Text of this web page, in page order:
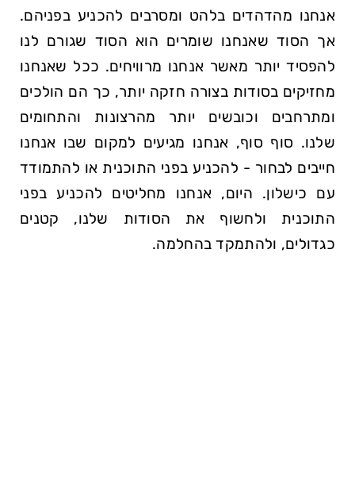
אנחנו מהדהדים בלהט ומסרבים להכניע בפניהם.
אך הסוד שאנחנו שומרים הוא הסוד שגורם לנו
להפסיד יותר מאשר אנחנו מרוויחים. ככל שאנחנו
מחזיקים בסודות בצורה חזקה יותר, כך הם הולכים
ומתרחבים וכובשים יותר מהרצונות והתחומים
שלנו. סוף סוף, אנחנו מגיעים למקום שבו אנחנו
חייבים לבחור - להכניע בפני התוכנית או להתמודד
עם כישלון. היום, אנחנו מחליטים להכניע בפני
התוכנית ולחשוף את הסודות שלנו, קטנים
כגדולים, ולהתמקד בהחלמה.